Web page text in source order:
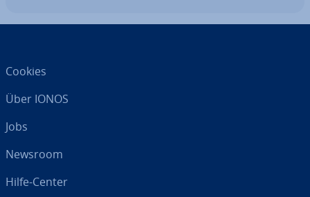
Cookies
Über IONOS
Jobs
Newsroom
Hilfe-Center